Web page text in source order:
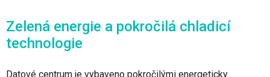
Zelená energie a pokročilá chladicí
technologie
Datové centrum je vybaveno pokročilými energeticky